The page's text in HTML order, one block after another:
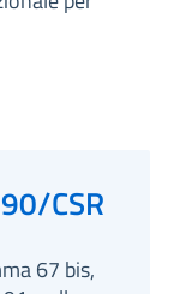
CSR
67 bis,